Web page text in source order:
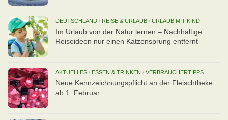
DEUTSCHLAND / REISE & URLAUB / URLAUB MIT KIND
Im Urlaub von der Natur lernen – Nachhaltige
Reiseideen nur einen Katzensprung entfernt
AKTUELLES / ESSEN & TRINKEN / VERBRAUCHERTIPPS
Neue Kennzeichnungspflicht an der Fleischtheke
ab 1. Februar